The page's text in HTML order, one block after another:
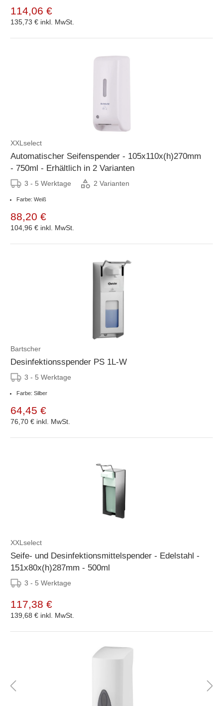
114,06 €
135,73 € inkl. MwSt.
XXLselect
Automatischer Seifenspender - 105x110x(h)270mm
- 750ml - Erhältlich in 2 Varianten
3 - 5 Werktage 2 Varianten
Farbe: Weiß
88,20 €
104,96 € inkl. MwSt.
Bartscher
Desinfektionsspender PS 1L-W
3 - 5 Werktage
Farbe: Silber
64,45 €
76,70 € inkl. MwSt.
XXLselect
Seife- und Desinfektionsmittelspender - Edelstahl -
151x80x(h)287mm - 500ml
3 - 5 Werktage
117,38 €
139,68 € inkl. MwSt.